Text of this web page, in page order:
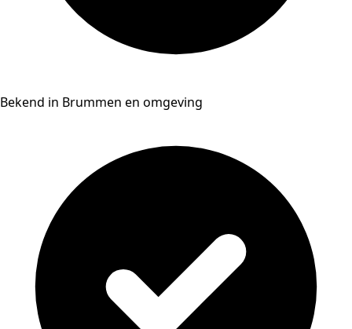
Bekend in Brummen en omgeving